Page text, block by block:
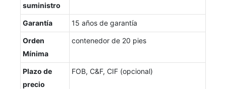
suministro
Garantía 15 años de garantía
Orden
Mínima
contenedor de 20 pies
Plazo de
precio
FOB, C&F, CIF (opcional)